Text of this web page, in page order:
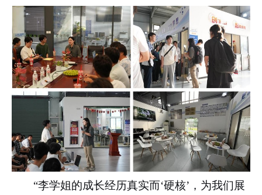
“李学姐的成长经历真实而‘硬核’，为我们展